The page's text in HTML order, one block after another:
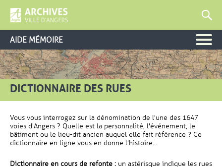
AIDE MÉMOIRE
DICTIONNAIRE DES RUES
Vous vous interrogez sur la dénomination de l'une des 1647
voies d'Angers ? Quelle est la personnalité, l'événement, le
bâtiment ou le lieu-dit ancien auquel elle fait référence ? Ce
dictionnaire en ligne vous en donne l'histoire...
Dictionnaire en cours de refonte : un astérisque indique les rues